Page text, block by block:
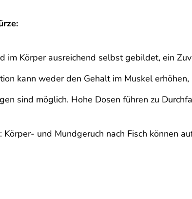
im Körper ausreichend selbst gebildet, ein
kann weder den Gehalt im Muskel
sind möglich. Hohe Dosen führen zu
Körper- und Mundgeruch nach Fisch können